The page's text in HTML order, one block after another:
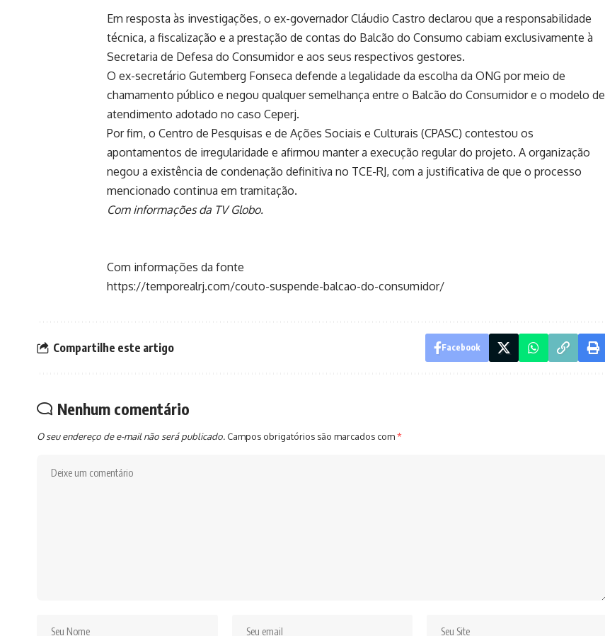
Em resposta às investigações, o ex-governador Cláudio Castro declarou que a responsabilidade
técnica, a fiscalização e a prestação de contas do Balcão do Consumo cabiam exclusivamente à
Secretaria de Defesa do Consumidor e aos seus respectivos gestores.
O ex-secretário Gutemberg Fonseca defende a legalidade da escolha da ONG por meio de
chamamento público e negou qualquer semelhança entre o Balcão do Consumidor e o modelo de
atendimento adotado no caso Ceperj.
Por fim, o Centro de Pesquisas e de Ações Sociais e Culturais (CPASC) contestou os
apontamentos de irregularidade e afirmou manter a execução regular do projeto. A organização
negou a existência de condenação definitiva no TCE-RJ, com a justificativa de que o processo
mencionado continua em tramitação.
Com informações da TV Globo.
Com informações da fonte
https://temporealrj.com/couto-suspende-balcao-do-consumidor/
Compartilhe este artigo Facebook
Nenhum comentário
O seu endereço de e-mail não será publicado. Campos obrigatórios são marcados com*